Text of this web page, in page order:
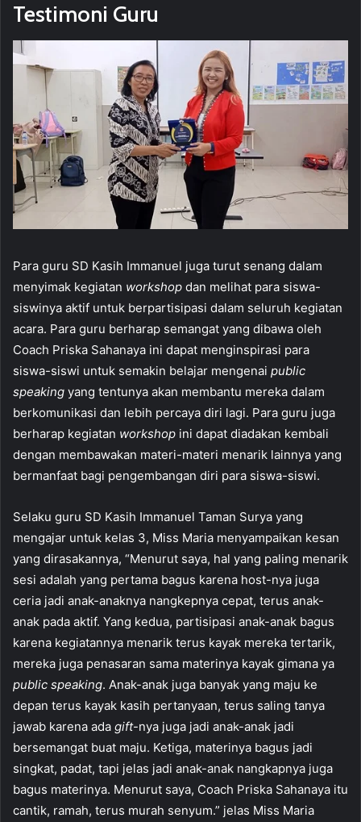
Testimoni Guru
Para guru SD Kasih Immanuel juga turut senang dalam
menyimak kegiatan workshop dan melihat para siswa-
siswinya aktif untuk berpartisipasi dalam seluruh kegiatan
acara. Para guru berharap semangat yang dibawa oleh
Coach Priska Sahanaya ini dapat menginspirasi para
siswa-siswi untuk semakin belajar mengenai public
speaking yang tentunya akan membantu mereka dalam
berkomunikasi dan lebih percaya diri lagi. Para guru juga
berharap kegiatan workshop ini dapat diadakan kembali
dengan membawakan materi-materi menarik lainnya yang
bermanfaat bagi pengembangan diri para siswa-siswi.
Selaku guru SD Kasih Immanuel Taman Surya yang
mengajar untuk kelas 3, Miss Maria menyampaikan kesan
yang dirasakannya, “Menurut saya, hal yang paling menarik
sesi adalah yang pertama bagus karena host-nya juga
ceria jadi anak-anaknya nangkepnya cepat, terus anak-
anak pada aktif. Yang kedua, partisipasi anak-anak bagus
karena kegiatannya menarik terus kayak mereka tertarik,
mereka juga penasaran sama materinya kayak gimana ya
public speaking. Anak-anak juga banyak yang maju ke
depan terus kayak kasih pertanyaan, terus saling tanya
jawab karena ada gift-nya juga jadi anak-anak jadi
bersemangat buat maju. Ketiga, materinya bagus jadi
singkat, padat, tapi jelas jadi anak-anak nangkapnya juga
bagus materinya. Menurut saya, Coach Priska Sahanaya itu
cantik, ramah, terus murah senyum.” jelas Miss Maria